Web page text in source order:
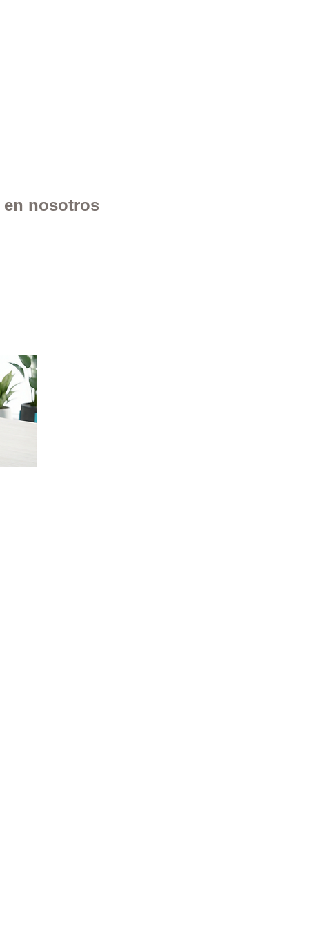
en nosotros